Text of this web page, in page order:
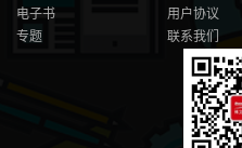
电子书
专题
用户协议
联系我们